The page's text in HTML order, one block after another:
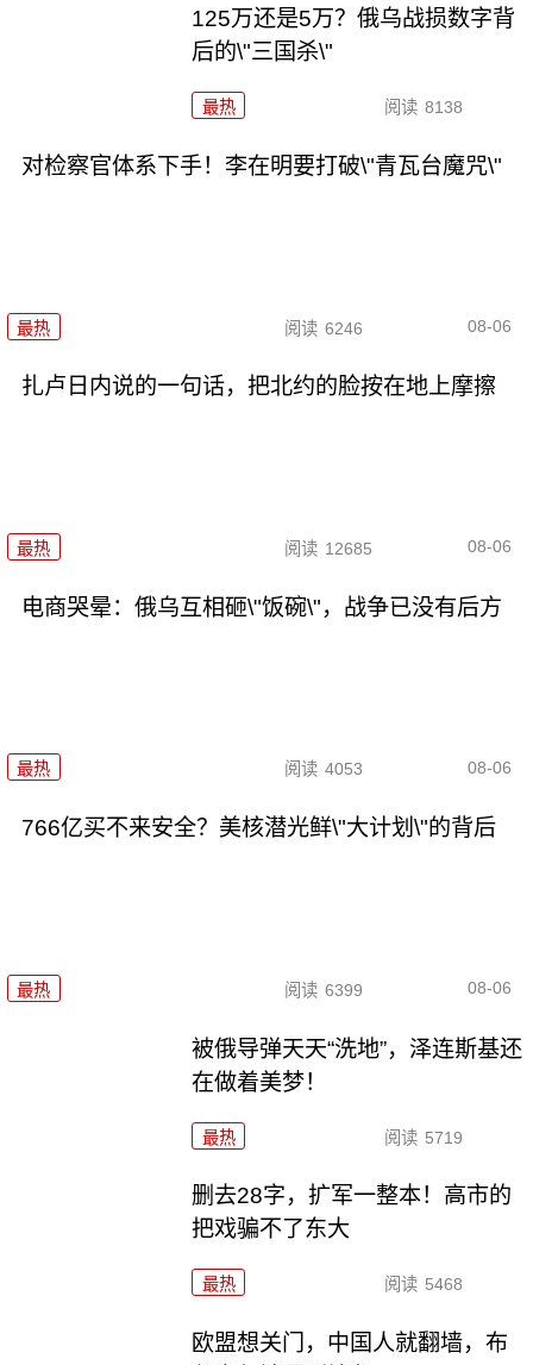
125万还是5万？俄乌战损数字背
后的\"三国杀\"
最热 阅读 8138
对检察官体系下手！李在明要打破\"青瓦台魔咒\"
最热 阅读 6246 08-06
扎卢日内说的一句话，把北约的脸按在地上摩擦
最热 阅读 12685 08-06
电商哭晕：俄乌互相砸\"饭碗\"，战争已没有后方
最热 阅读 4053 08-06
766亿买不来安全？美核潜光鲜\"大计划\"的背后
最热 阅读 6399 08-06
被俄导弹天天“洗地”，泽连斯基还
在做着美梦！
最热 阅读 5719
删去28字，扩军一整本！高市的
把戏骗不了东大
最热 阅读 5468
欧盟想关门，中国人就翻墙，布